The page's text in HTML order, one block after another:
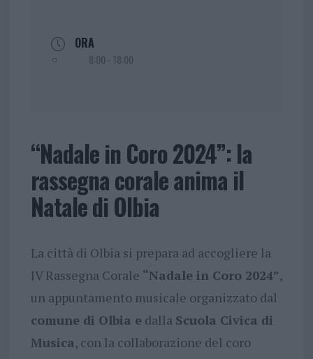
ORA
8:00 - 18:00
“Nadale in Coro 2024”: la
rassegna corale anima il
Natale di Olbia
La città di Olbia si prepara ad accogliere la
IV Rassegna Corale “Nadale in Coro 2024”,
un appuntamento musicale organizzato dal
comune di Olbia e dalla Scuola Civica di
Musica, con la collaborazione del coro